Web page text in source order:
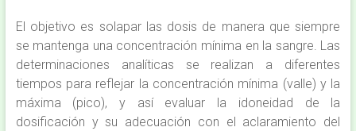
El objetivo es solapar las dosis de manera que siempre
se mantenga una concentración mínima en la sangre. Las
determinaciones analíticas se realizan a diferentes
tiempos para reflejar la concentración mínima (valle) y la
máxima (pico), y así evaluar la idoneidad de la
dosificación y su adecuación con el aclaramiento del